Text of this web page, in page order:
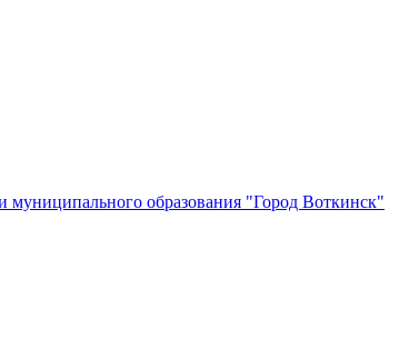
муниципального образования "Город Воткинск"